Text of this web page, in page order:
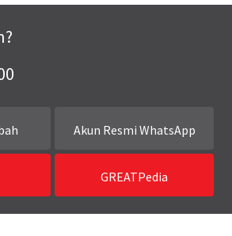
Akun Resmi WhatsApp
GREATPedia